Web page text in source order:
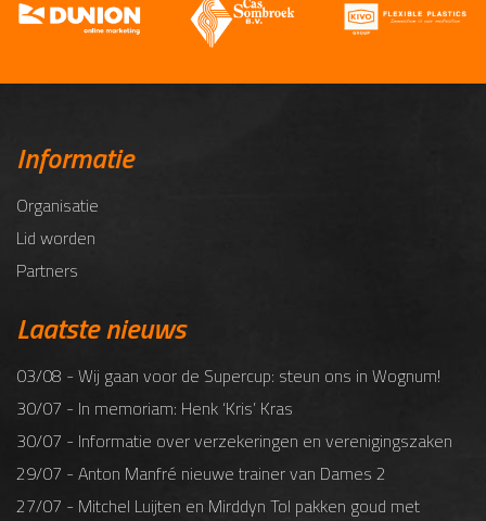
Informatie
Organisatie
Lid worden
Partners
Laatste nieuws
03/08 - Wij gaan voor de Supercup: steun ons in Wognum!
30/07 - In memoriam: Henk ‘Kris’ Kras
30/07 - Informatie over verzekeringen en verenigingszaken
29/07 - Anton Manfré nieuwe trainer van Dames 2
27/07 - Mitchel Luijten en Mirddyn Tol pakken goud met